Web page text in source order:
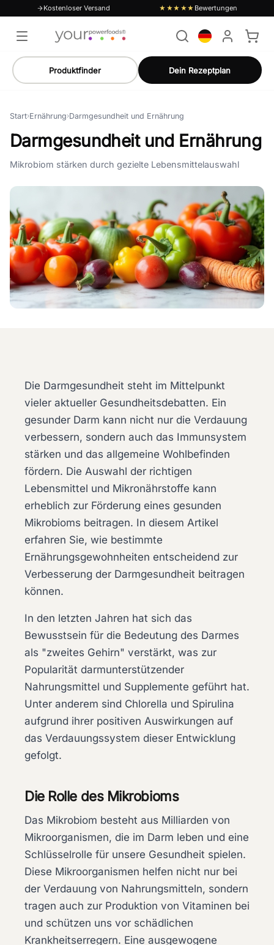
Kostenloser Versand ★★★★★ Bewertungen
Produktfinder Dein Rezeptplan
Start›Ernährung›Darmgesundheit und Ernährung
Darmgesundheit und Ernährung
Mikrobiom stärken durch gezielte Lebensmittelauswahl
Die Darmgesundheit steht im Mittelpunkt
vieler aktueller Gesundheitsdebatten. Ein
gesunder Darm kann nicht nur die Verdauung
verbessern, sondern auch das Immunsystem
stärken und das allgemeine Wohlbefinden
fördern. Die Auswahl der richtigen
Lebensmittel und Mikronährstoffe kann
erheblich zur Förderung eines gesunden
Mikrobioms beitragen. In diesem Artikel
erfahren Sie, wie bestimmte
Ernährungsgewohnheiten entscheidend zur
Verbesserung der Darmgesundheit beitragen
können.
In den letzten Jahren hat sich das
Bewusstsein für die Bedeutung des Darmes
als "zweites Gehirn" verstärkt, was zur
Popularität darmunterstützender
Nahrungsmittel und Supplemente geführt hat.
Unter anderem sind Chlorella und Spirulina
aufgrund ihrer positiven Auswirkungen auf
das Verdauungssystem dieser Entwicklung
gefolgt.
Die Rolle des Mikrobioms
Das Mikrobiom besteht aus Milliarden von
Mikroorganismen, die im Darm leben und eine
Schlüsselrolle für unsere Gesundheit spielen.
Diese Mikroorganismen helfen nicht nur bei
der Verdauung von Nahrungsmitteln, sondern
tragen auch zur Produktion von Vitaminen bei
und schützen uns vor schädlichen
Krankheitserregern. Eine ausgewogene